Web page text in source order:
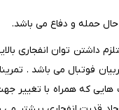
حمله و دفاع می باشد.
داشتن توان انفجاری
فوتبال می باشد .
که همراه با تغییر